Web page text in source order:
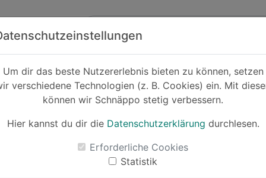
Um dir das beste Nutzererlebnis bieten zu können, setzen
verschiedene Technologien (z. B. Cookies) ein. Mit
können wir Schnäppo stetig verbessern.
Hier kannst du dir die Datenschutzerklärung durchlesen.
Erforderliche Cookies
Statistik
Cashback
-8%
20€